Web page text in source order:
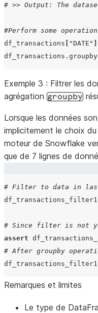
# >> Output: The
#Perform some
df_transactions
"DATE"
df_transactions . groupby
Exemple 3 : Filtrer les
agrégation groupby
Lorsque les données
implicitement le choix
moteur de Snowflake
que de 7 lignes de
# Filter to data in
df_transactions_filter1
# Since filter is not
assert
# After groupby
df_transactions_filter1
Remarques et limites
Le type de